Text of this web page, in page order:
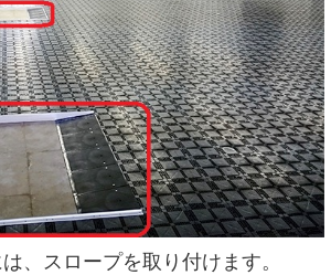
、スロープを取り付けます。